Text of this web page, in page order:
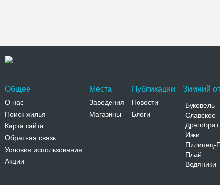
Общее
О нас
Поиск жилья
Карта сайта
Обратная связь
Условия использования
Акции
Места
Заведения
Магазины
Публикации
Новости
Блоги
Зимний
Буковель
Славское
Драгобрат
Изки
Пилипец-
Плай
Водяники